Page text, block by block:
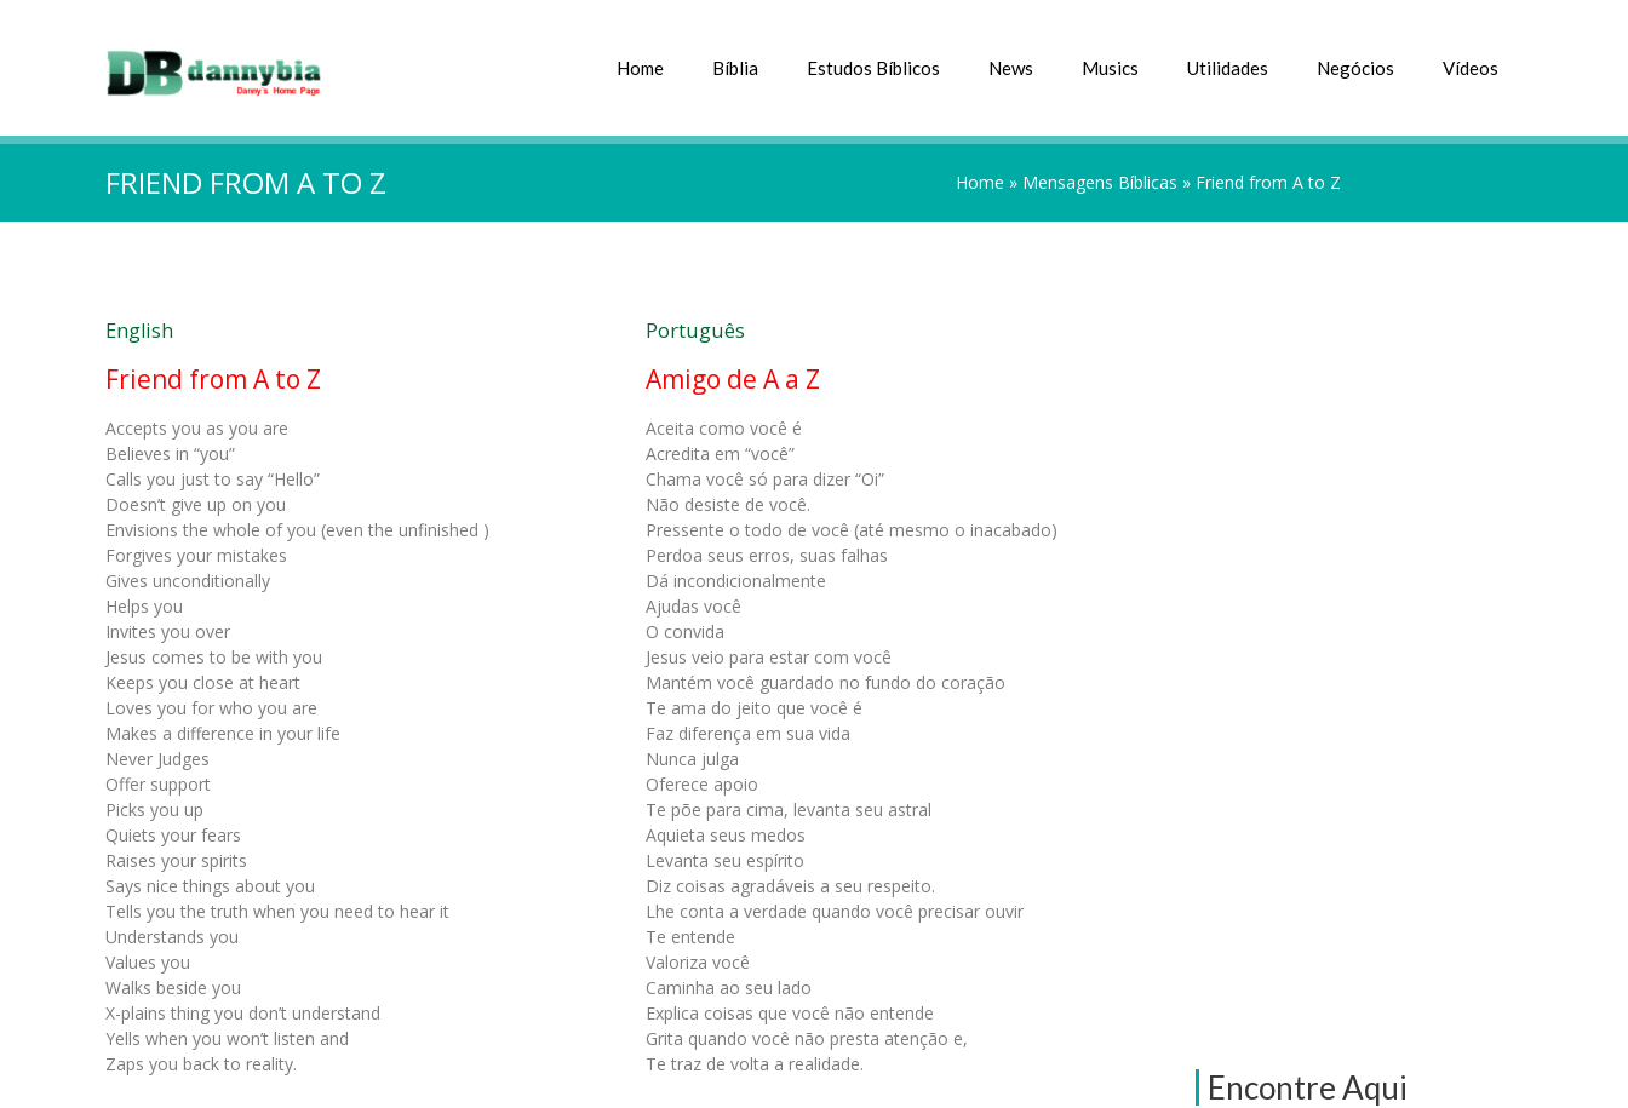
Home Bíblia Estudos Bíblicos News Musics Utilidades Negócios Vídeos
FRIEND FROM A TO Z Home » Mensagens Bíblicas » Friend from A to Z
Encontre Aqui
English
Friend from A to Z
Accepts you as you are
Believes in “you”
Calls you just to say “Hello”
Doesn’t give up on you
Envisions the whole of you (even the unfinished )
Forgives your mistakes
Gives unconditionally
Helps you
Invites you over
Jesus comes to be with you
Keeps you close at heart
Loves you for who you are
Makes a difference in your life
Never Judges
Offer support
Picks you up
Quiets your fears
Raises your spirits
Says nice things about you
Tells you the truth when you need to hear it
Understands you
Values you
Walks beside you
X-plains thing you don’t understand
Yells when you won’t listen and
Zaps you back to reality.
Português
Amigo de A a Z
Aceita como você é
Acredita em “você”
Chama você só para dizer “Oi”
Não desiste de você.
Pressente o todo de você (até mesmo o inacabado)
Perdoa seus erros, suas falhas
Dá incondicionalmente
Ajudas você
O convida
Jesus veio para estar com você
Mantém você guardado no fundo do coração
Te ama do jeito que você é
Faz diferença em sua vida
Nunca julga
Oferece apoio
Te põe para cima, levanta seu astral
Aquieta seus medos
Levanta seu espírito
Diz coisas agradáveis a seu respeito.
Lhe conta a verdade quando você precisar ouvir
Te entende
Valoriza você
Caminha ao seu lado
Explica coisas que você não entende
Grita quando você não presta atenção e,
Te traz de volta a realidade.